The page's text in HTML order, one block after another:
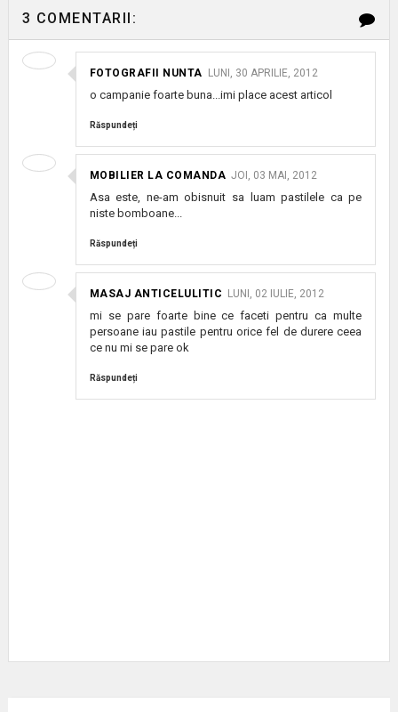
3 COMENTARII:
FOTOGRAFII NUNTA LUNI, 30 APRILIE, 2012
o campanie foarte buna...imi place acest articol
Răspundeți
MOBILIER LA COMANDA JOI, 03 MAI, 2012
Asa este, ne-am obisnuit sa luam pastilele ca pe
niste bomboane...
Răspundeți
MASAJ ANTICELULITIC LUNI, 02 IULIE, 2012
mi se pare foarte bine ce faceti pentru ca multe
persoane iau pastile pentru orice fel de durere ceea
ce nu mi se pare ok
Răspundeți